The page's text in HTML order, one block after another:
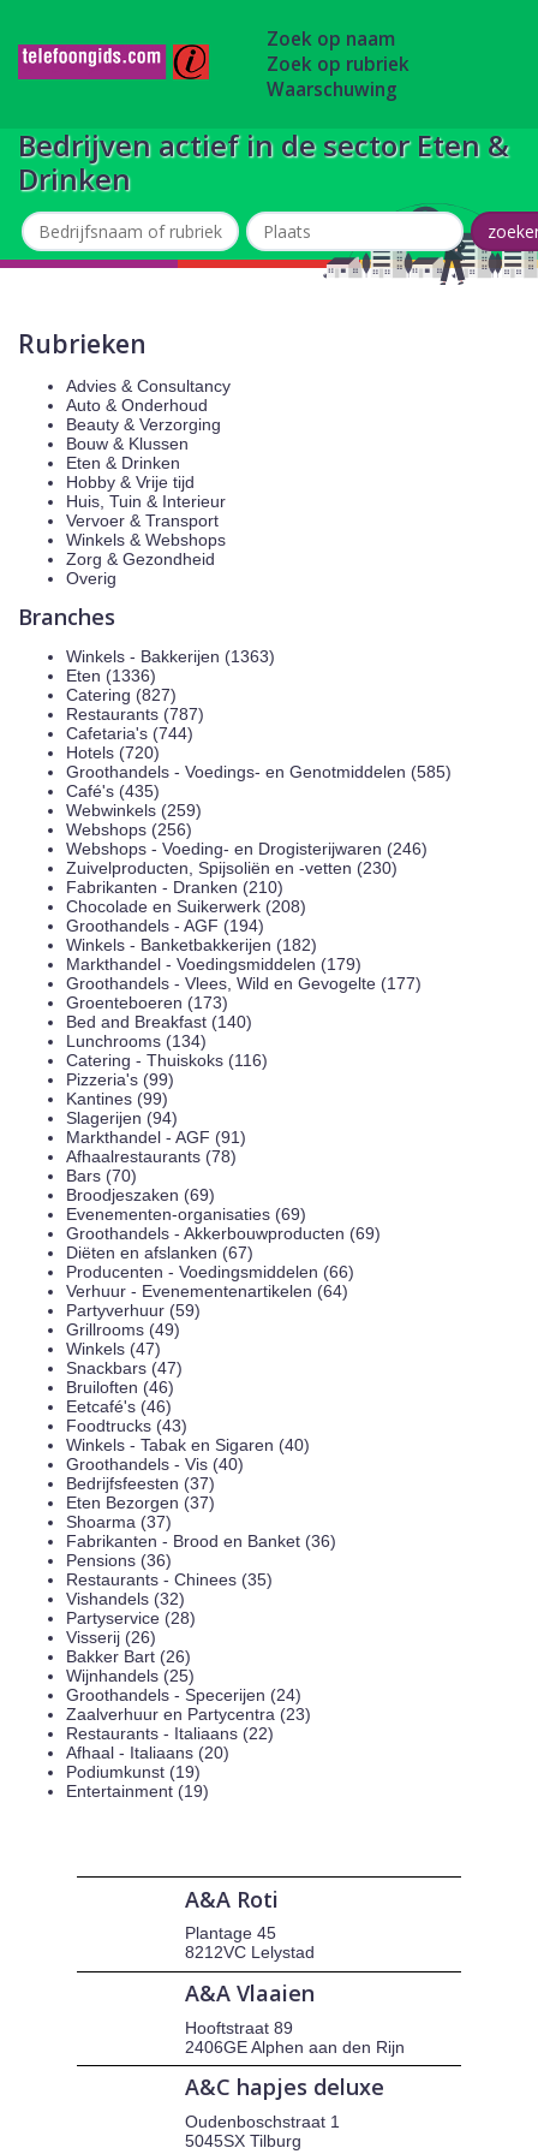
Zoek op naam
Zoek op rubriek
Waarschuwing
Bedrijven actief in de sector Eten &
Drinken
Rubrieken
Advies & Consultancy
Auto & Onderhoud
Beauty & Verzorging
Bouw & Klussen
Eten & Drinken
Hobby & Vrije tijd
Huis, Tuin & Interieur
Vervoer & Transport
Winkels & Webshops
Zorg & Gezondheid
Overig
Branches
Winkels - Bakkerijen (1363)
Eten (1336)
Catering (827)
Restaurants (787)
Cafetaria's (744)
Hotels (720)
Groothandels - Voedings- en Genotmiddelen (585)
Café's (435)
Webwinkels (259)
Webshops (256)
Webshops - Voeding- en Drogisterijwaren (246)
Zuivelproducten, Spijsoliën en -vetten (230)
Fabrikanten - Dranken (210)
Chocolade en Suikerwerk (208)
Groothandels - AGF (194)
Winkels - Banketbakkerijen (182)
Markthandel - Voedingsmiddelen (179)
Groothandels - Vlees, Wild en Gevogelte (177)
Groenteboeren (173)
Bed and Breakfast (140)
Lunchrooms (134)
Catering - Thuiskoks (116)
Pizzeria's (99)
Kantines (99)
Slagerijen (94)
Markthandel - AGF (91)
Afhaalrestaurants (78)
Bars (70)
Broodjeszaken (69)
Evenementen-organisaties (69)
Groothandels - Akkerbouwproducten (69)
Diëten en afslanken (67)
Producenten - Voedingsmiddelen (66)
Verhuur - Evenementenartikelen (64)
Partyverhuur (59)
Grillrooms (49)
Winkels (47)
Snackbars (47)
Bruiloften (46)
Eetcafé's (46)
Foodtrucks (43)
Winkels - Tabak en Sigaren (40)
Groothandels - Vis (40)
Bedrijfsfeesten (37)
Eten Bezorgen (37)
Shoarma (37)
Fabrikanten - Brood en Banket (36)
Pensions (36)
Restaurants - Chinees (35)
Vishandels (32)
Partyservice (28)
Visserij (26)
Bakker Bart (26)
Wijnhandels (25)
Groothandels - Specerijen (24)
Zaalverhuur en Partycentra (23)
Restaurants - Italiaans (22)
Afhaal - Italiaans (20)
Podiumkunst (19)
Entertainment (19)
A&A Roti
Plantage 45
8212VC Lelystad
A&A Vlaaien
Hooftstraat 89
2406GE Alphen aan den Rijn
A&C hapjes deluxe
Oudenboschstraat 1
5045SX Tilburg